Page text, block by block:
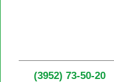
(3952) 73-50-20